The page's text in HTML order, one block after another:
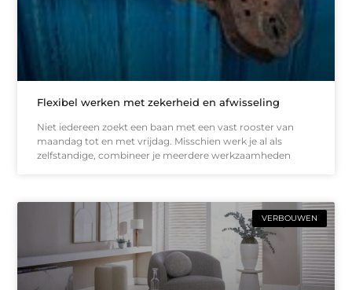
Flexibel werken met zekerheid en afwisseling
Niet iedereen zoekt een baan met een vast rooster van
maandag tot en met vrijdag. Misschien werk je al als
zelfstandige, combineer je meerdere werkzaamheden
VERBOUWEN